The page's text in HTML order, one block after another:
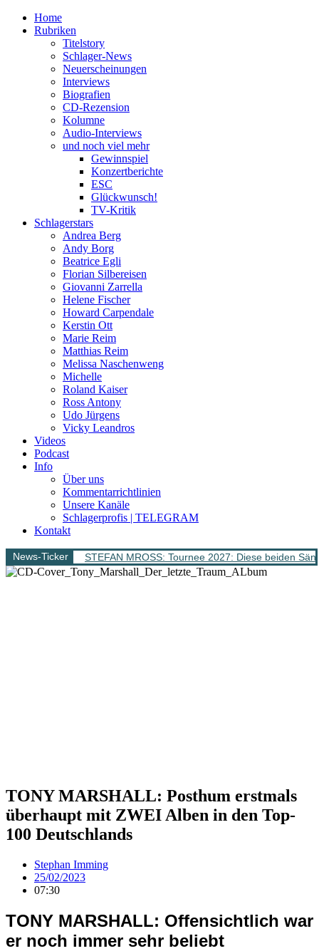
Home
Rubriken
Titelstory
Schlager-News
Neuerscheinungen
Interviews
Biografien
CD-Rezension
Kolumne
Audio-Interviews
und noch viel mehr
Gewinnspiel
Konzertberichte
ESC
Glückwunsch!
TV-Kritik
Schlagerstars
Andrea Berg
Andy Borg
Beatrice Egli
Florian Silbereisen
Giovanni Zarrella
Helene Fischer
Howard Carpendale
Kerstin Ott
Marie Reim
Matthias Reim
Melissa Naschenweng
Michelle
Roland Kaiser
Ross Antony
Udo Jürgens
Vicky Leandros
Videos
Podcast
Info
Über uns
Kommentarrichtlinien
Unsere Kanäle
Schlagerprofis | TELEGRAM
Kontakt
News-Ticker STEFAN MROSS: Tournee 2027: Diese beiden
TONY MARSHALL: Posthum erstmals
überhaupt mit ZWEI Alben in den Top-
100 Deutschlands
Stephan Imming
25/02/2023
07:30
TONY MARSHALL: Offensichtlich war
er noch immer sehr beliebt